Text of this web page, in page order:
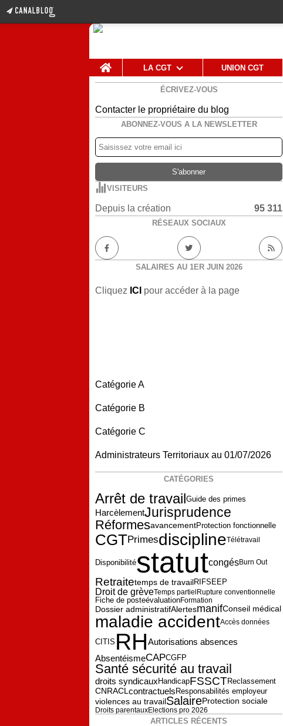
Home
LA CGT UNION CGT
ÉCRIVEZ-VOUS
Contacter le propriétaire du blog
ABONNEZ-VOUS A LA NEWSLETTER
VISITEURS
Depuis la création 95 311
RÉSEAUX SOCIAUX
SALAIRES AU 1ER JUIN 2026
Cliquez ICI pour accéder à la page
Catégorie A
Catégorie B
Catégorie C
Administrateurs Territoriaux au 01/07/2026
CATÉGORIES
Arrêt de travailGuide des primes
HarcèlementJurisprudence
RéformesavancementProtection fonctionnelle
CGTPrimesdisciplineTélétravail
DisponibilitéstatutcongésBurn Out
Retraitetemps de travailRIFSEEP
Droit de grèveTemps partielRupture conventionnelle
Fiche de posteévaluationFormation
Dossier administratifAlertesmanifConseil médical
maladie accidentAccès données
CITIS RHAutorisations absences
AbsentéismeCAPCGFP
Santé sécurité au travail
droits syndicaux HandicapFSSCTReclassement
CNRACLcontractuelsResponsabilités employeur
violences au travailSalaireProtection sociale
Droits parentauxElections pro 2026
ARTICLES RÉCENTS